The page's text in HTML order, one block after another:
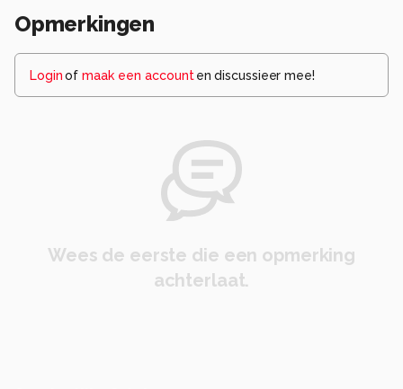
Opmerkingen
Loginof maak een account en discussieer mee!
Wees de eerste die een opmerking
achterlaat.